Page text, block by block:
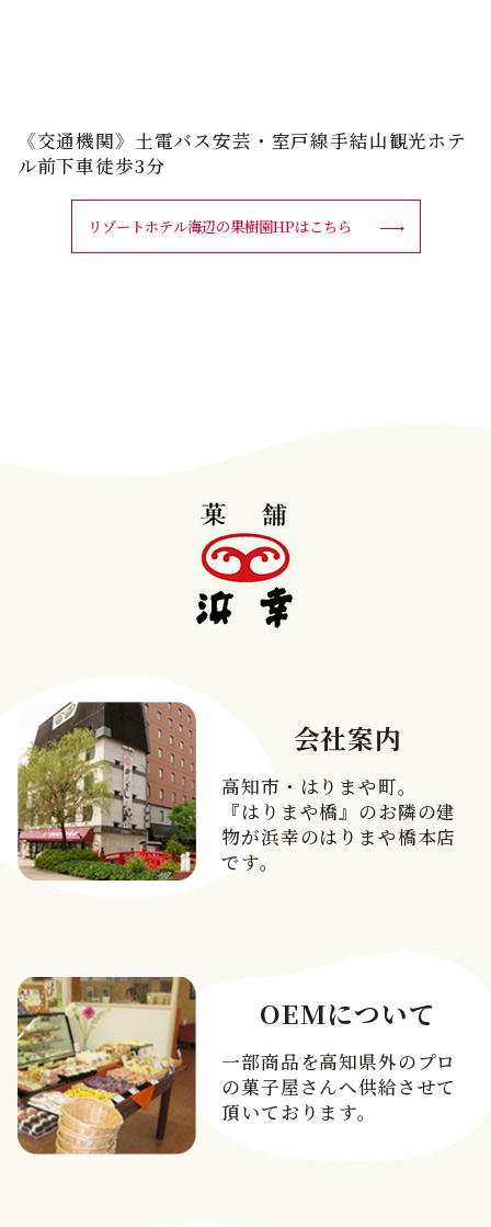
《交通機関》土電バス安芸・室戸線手結山観光ホテ
ル前下車徒歩3分
リゾートホテル海辺の果樹園HPはこちら
会社案内
高知市・はりまや町。
『はりまや橋』のお隣の建
物が浜幸のはりまや橋本店
です。
OEMについて
一部商品を高知県外のプロ
の菓子屋さんへ供給させて
頂いております。